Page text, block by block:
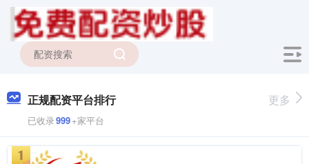
正规配资平台排行
已收录999+家平台
更多